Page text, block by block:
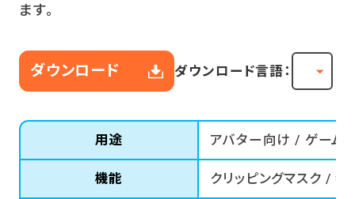
ます。
ダウンロード ダウンロード言語：
用途 アバター向け / ゲーム
機能 クリッピングマスク /